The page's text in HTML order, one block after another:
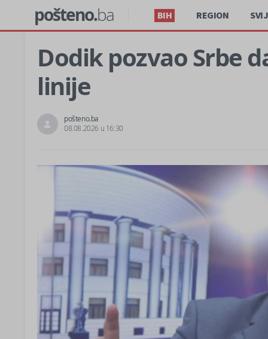
pošteno.ba BIH REGION
Dodik pozvao Srbe
linije
pošteno.ba
08.08.2026 u 16:30